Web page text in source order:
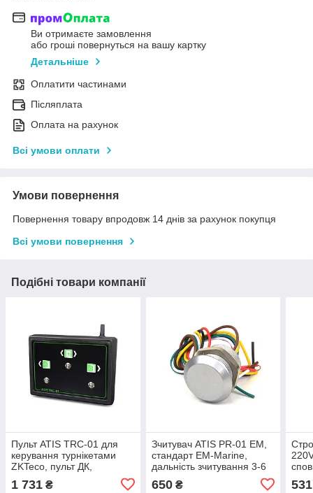
Ви отримаєте замовлення
або гроші повернуться на вашу картку
Детальніше
Оплатити частинами
Післяплата
Оплата на рахунок
Всі умови оплати
Умови повернення
Повернення товару впродовж 14 днів за рахунок покупця
Всі умови повернення
Подібні товари компанії
Пульт ATIS TRC-01 для
керування турнікетами
ZKTeco, пульт ДК,
1 731 ₴
Зчитувач ATIS PR-01 EM,
стандарт EM-Marine,
дальність зчитування 3-6
650₴
∅45
531